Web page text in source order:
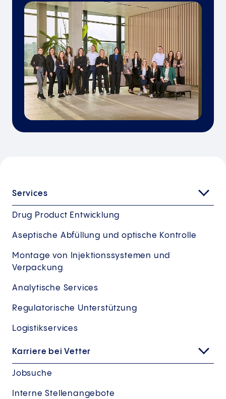
Services
Drug Product Entwicklung
Aseptische Abfüllung und optische Kontrolle
Montage von Injektionssystemen und
Verpackung
Analytische Services
Regulatorische Unterstützung
Logistikservices
Karriere bei Vetter
Jobsuche
Interne Stellenangebote